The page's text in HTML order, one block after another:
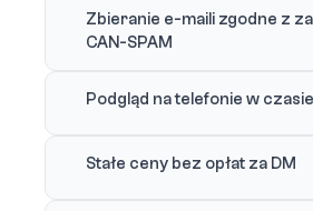
Zbieranie e-maili zgodne z
CAN-SPAM
Podgląd na telefonie w
Stałe ceny bez opłat za DM